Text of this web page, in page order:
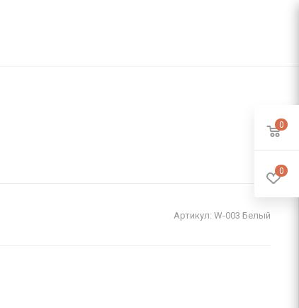
Артикул: W-003 Белый
0
0